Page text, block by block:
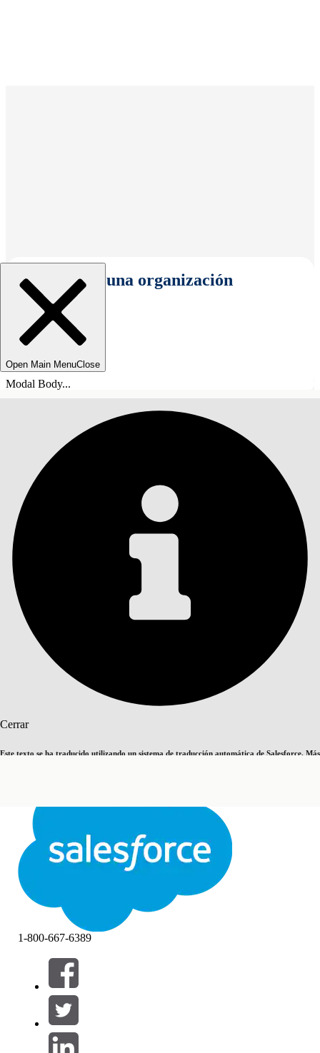
Seleccionar una organización
Open Main MenuClose
Modal Body...
Cerrar
Este texto se ha traducido utilizando un sistema de traducción automática de Salesforce. Más
Cerrar Cerrar
Índice de materias
ÍNDICE DE MATERIAS
Buscar
Filtros (0)
SELECCIONAR FILTROS
Área de productos
1-800-667-6389